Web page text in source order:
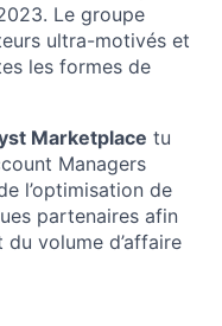
Le groupe
ultra-motivés et
les formes de
Marketplace tu
Managers
l’optimisation de
partenaires afin
volume d’affaire